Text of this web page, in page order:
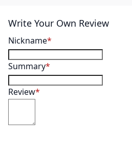
Write Your Own Review
Nickname
Summary
Review